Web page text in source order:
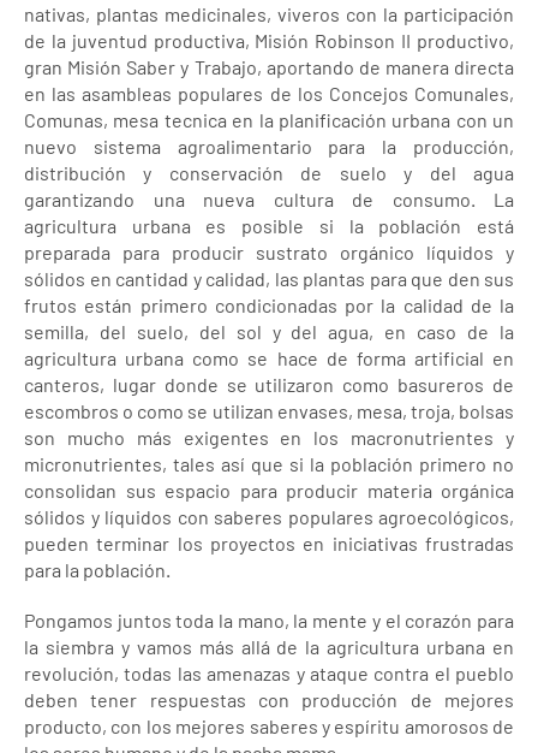
nativas, plantas medicinales, viveros con la participación
de la juventud productiva, Misión Robinson II productivo,
gran Misión Saber y Trabajo, aportando de manera directa
en las asambleas populares de los Concejos Comunales,
Comunas, mesa tecnica en la planificación urbana con un
nuevo sistema agroalimentario para la producción,
distribución y conservación de suelo y del agua
garantizando una nueva cultura de consumo. La
agricultura urbana es posible si la población está
preparada para producir sustrato orgánico líquidos y
sólidos en cantidad y calidad, las plantas para que den sus
frutos están primero condicionadas por la calidad de la
semilla, del suelo, del sol y del agua, en caso de la
agricultura urbana como se hace de forma artificial en
canteros, lugar donde se utilizaron como basureros de
escombros o como se utilizan envases, mesa, troja, bolsas
son mucho más exigentes en los macronutrientes y
micronutrientes, tales así que si la población primero no
consolidan sus espacio para producir materia orgánica
sólidos y líquidos con saberes populares agroecológicos,
pueden terminar los proyectos en iniciativas frustradas
para la población.
Pongamos juntos toda la mano, la mente y el corazón para
la siembra y vamos más allá de la agricultura urbana en
revolución, todas las amenazas y ataque contra el pueblo
deben tener respuestas con producción de mejores
producto, con los mejores saberes y espíritu amorosos de